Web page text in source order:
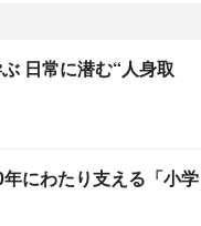
日常に潜む“人身取
にわたり支える「小学